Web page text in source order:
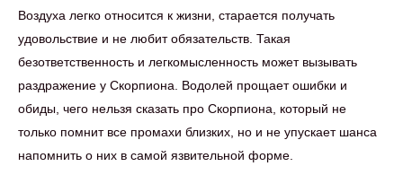
Воздуха легко относится к жизни, старается получать
удовольствие и не любит обязательств. Такая
безответственность и легкомысленность может вызывать
раздражение у Скорпиона. Водолей прощает ошибки и
обиды, чего нельзя сказать про Скорпиона, который не
только помнит все промахи близких, но и не упускает шанса
напомнить о них в самой язвительной форме.